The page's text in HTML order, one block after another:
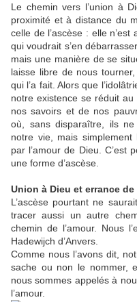
Le chemin vers l’union à
proximité et à distance du
celle de l’ascèse : elle
qui voudrait s’en
mais une manière de se
laisse libre de nous
qui l’a fait. Alors que
notre existence se réduit
nos savoirs et de nos
où, sans disparaître, ils
notre vie, mais simplement
par l’amour de Dieu. C’est
une forme d’ascèse.
Union à Dieu et errance de
L’ascèse pourtant ne
tracer aussi un autre
chemin de l’amour. Nous
Hadewijch d’Anvers.
Comme nous l’avons dit,
sache ou non le nommer,
nous sommes appelés à
l’amour.